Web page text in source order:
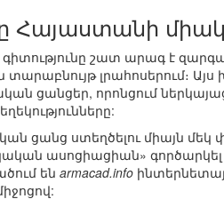
Հայաստանի
շատ արագ է
տարաբնույթ լրահոսերում։
ցանցեր, որոնցում
ցանց ստեղծելու միայն մեկ
ասոցիացիան»
են armacad.info